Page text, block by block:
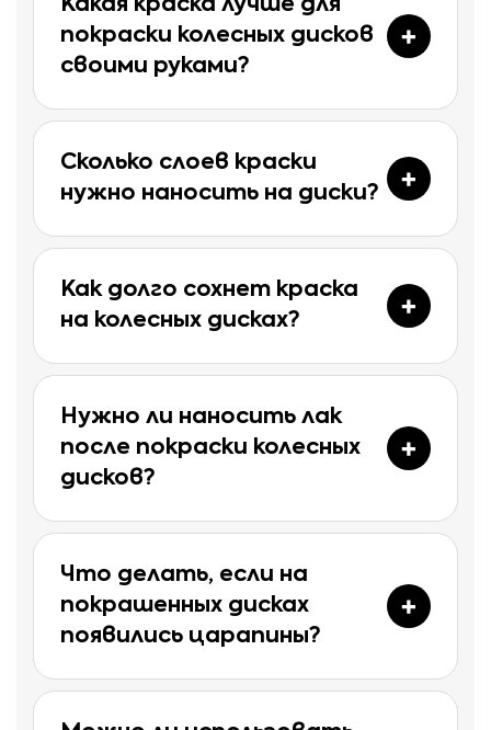
Какая краска лучше для
покраски колесных дисков
своими руками?
Сколько слоев краски
нужно наносить на диски?
Как долго сохнет краска
на колесных дисках?
Нужно ли наносить лак
после покраски колесных
дисков?
Что делать, если на
покрашенных дисках
появились царапины?